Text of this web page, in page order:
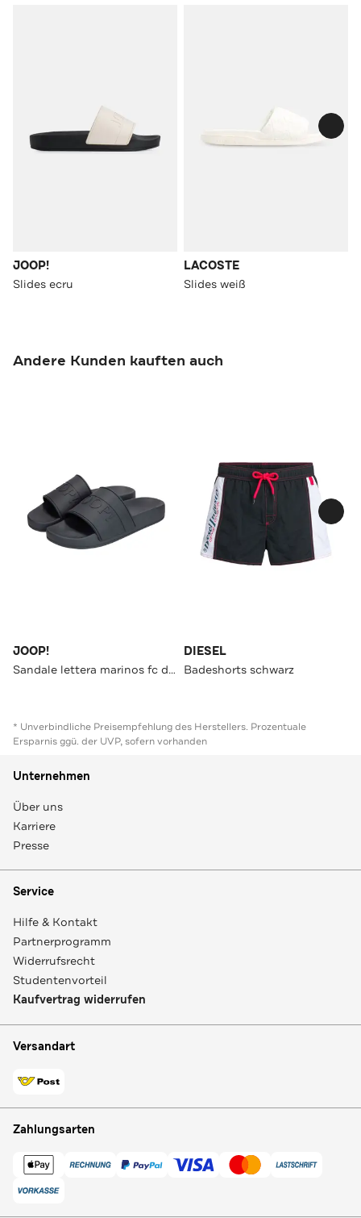
JOOP!
Slides ecru
LACOSTE
Slides weiß
Andere Kunden kauften auch
JOOP!
Sandale lettera marinos fc dunkelblau
DIESEL
Badeshorts schwarz
* Unverbindliche Preisempfehlung des Herstellers. Prozentuale
Ersparnis ggü. der UVP, sofern vorhanden
Unternehmen
Über uns
Karriere
Presse
Service
Hilfe & Kontakt
Partnerprogramm
Widerrufsrecht
Studentenvorteil
Kaufvertrag widerrufen
Versandart
Zahlungsarten